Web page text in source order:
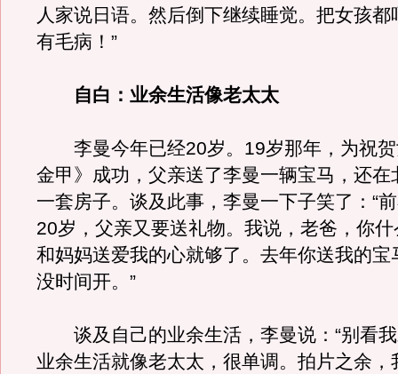
人家说日语。然后倒下继续睡觉。把女孩都
有毛病！”
自白：业余生活像老太太
李曼今年已经20岁。19岁那年，为祝贺
金甲》成功，父亲送了李曼一辆宝马，还在
一套房子。谈及此事，李曼一下子笑了：“
20岁，父亲又要送礼物。我说，老爸，你
和妈妈送爱我的心就够了。去年你送我的宝
没时间开。”
谈及自己的业余生活，李曼说：“别看
业余生活就像老太太，很单调。拍片之余，